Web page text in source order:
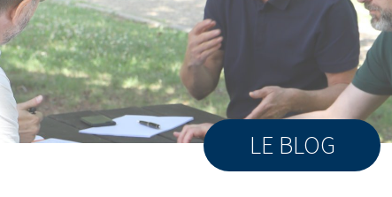
LE BLOG